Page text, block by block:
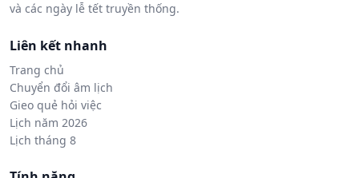
và các ngày lễ tết truyền thống.
Liên kết nhanh
Trang chủ
Chuyển đổi âm lịch
Gieo quẻ hỏi việc
Lịch năm 2026
Lịch tháng 8